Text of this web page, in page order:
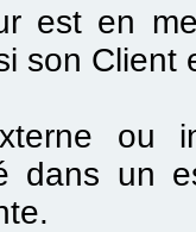
est en
son Client
ou
dans un